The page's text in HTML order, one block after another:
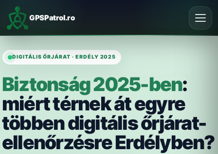
GPSPatrol.ro
content
DIGITÁLIS ŐRJÁRAT · ERDÉLY 2025
Biztonság 2025-ben:
miért térnek át egyre
többen digitális őrjárat-
ellenőrzésre Erdélyben?